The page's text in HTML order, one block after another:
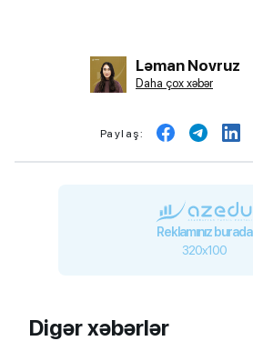
Ləman Novruz
Daha çox xəbər
Paylaş:
Reklamınız burada
320x100
Digər xəbərlər